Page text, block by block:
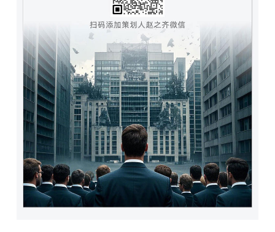
GAIR
专
题
爱
搞